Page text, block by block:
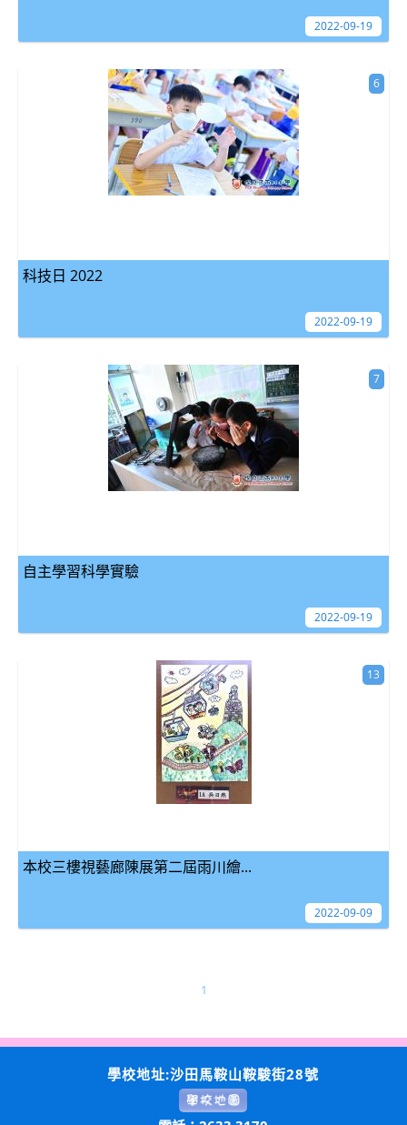
2022-09-19
科技日 2022
6
2022-09-19
自主學習科學實驗
7
2022-09-19
本校三樓視藝廊陳展第二屆雨川繪...
13
2022-09-09
1
學校地址:沙田馬鞍山鞍駿街28號